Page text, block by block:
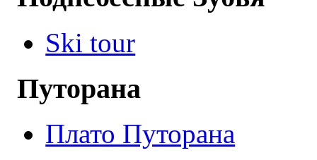
Ski tour
Путорана
Плато Путорана